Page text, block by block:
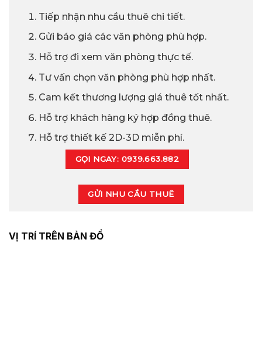
Tiếp nhận nhu cầu thuê chi tiết.
Gửi báo giá các văn phòng phù hợp.
Hỗ trợ đi xem văn phòng thực tế.
Tư vấn chọn văn phòng phù hợp nhất.
Cam kết thương lượng giá thuê tốt nhất.
Hỗ trợ khách hàng ký hợp đồng thuê.
Hỗ trợ thiết kế 2D-3D miễn phí.
GỌI NGAY: 0939.663.882
GỬI NHU CẦU THUÊ
VỊ TRÍ TRÊN BẢN ĐỒ